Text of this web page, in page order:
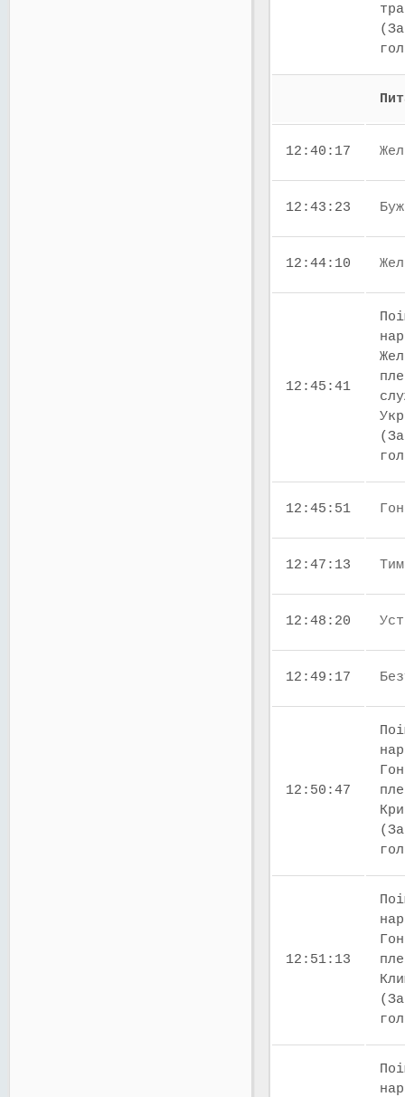
12:40:17
12:43:23
12:44:10
12:45:41
12:45:51
12:47:13
12:48:20
12:49:17
12:50:47
12:51:13